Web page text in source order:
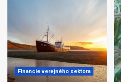
Financie verejného sektora